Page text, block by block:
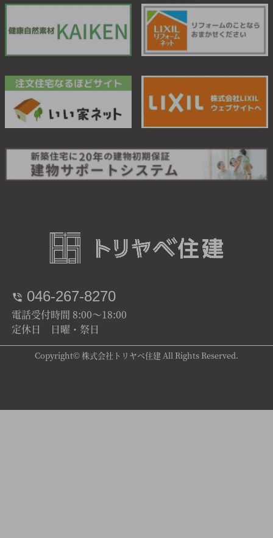
046-267-8270
電話受付時間 8:00～18:00
定休日 日曜・祭日
Copyright© 株式会社トリヤベ住建 All Rights Reserved.